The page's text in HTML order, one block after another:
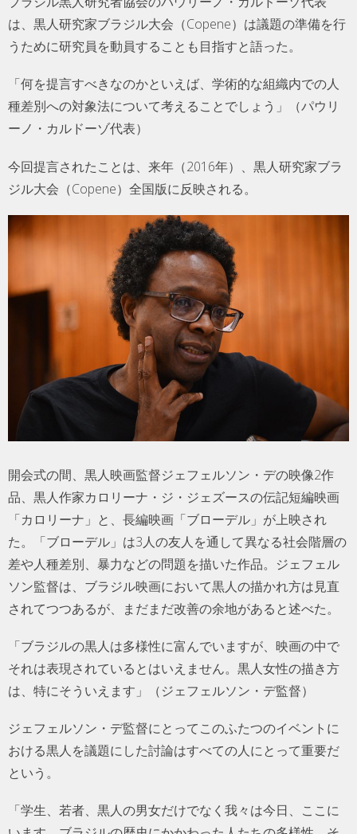
は、黒人研究家ブラジル大会（Copene）は議題の準備を行
うために研究員を動員することも目指すと語った。
「何を提言すべきなのかといえば、学術的な組織内での人
種差別への対象法について考えることでしょう」（パウリ
ーノ・カルドーゾ代表）
今回提言されたことは、来年（2016年）、黒人研究家ブラ
ジル大会（Copene）全国版に反映される。
開会式の間、黒人映画監督ジェフェルソン・デの映像2作
品、黒人作家カロリーナ・ジ・ジェズースの伝記短編映画
「カロリーナ」と、長編映画「ブローデル」が上映され
た。「ブローデル」は3人の友人を通して異なる社会階層の
差や人種差別、暴力などの問題を描いた作品。ジェフェル
ソン監督は、ブラジル映画において黒人の描かれ方は見直
されてつつあるが、まだまだ改善の余地があると述べた。
「ブラジルの黒人は多様性に富んでいますが、映画の中で
それは表現されているとはいえません。黒人女性の描き方
は、特にそういえます」（ジェフェルソン・デ監督）
ジェフェルソン・デ監督にとってこのふたつのイベントに
おける黒人を議題にした討論はすべての人にとって重要だ
という。
「学生、若者、黒人の男女だけでなく我々は今日、ここに